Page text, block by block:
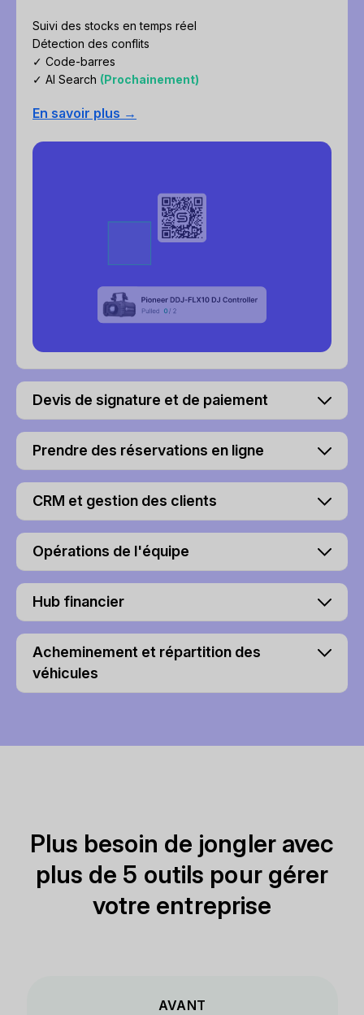
Suivi des stocks en temps réel
Détection des conflits
✓ Code-barres
✓ AI Search (Prochainement)
En savoir plus →
Devis de signature et de paiement
Prendre des réservations en ligne
CRM et gestion des clients
Opérations de l'équipe
Hub financier
Acheminement et répartition des
véhicules
Plus besoin de jongler avec
plus de 5 outils pour gérer
votre entreprise
AVANT